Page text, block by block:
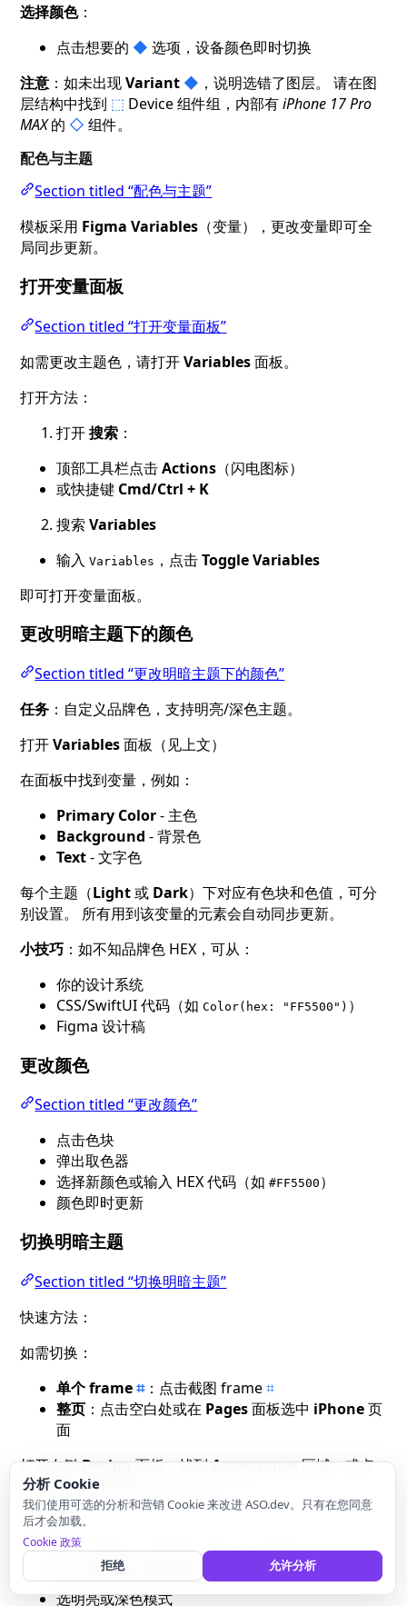
选择颜色：
点击想要的 ◆ 选项，设备颜色即时切换
注意 ：如未出现Variant ◆ ，说明选错了图层。 请在图
层结构中找到 ⬚ Device 组件组，内部有iPhone 17 Pro
MAX的 ◇ 组件。
配色与主题
Section titled “配色与主题”
模板采用 Figma Variables （变量），更改变量即可全
局同步更新。
打开变量面板
Section titled “打开变量面板”
如需更改主题色，请打开Variables面板。
打开方法：
打开搜索 ：
顶部工具栏点击Actions （闪电图标）
或快捷键 Cmd/Ctrl + K
搜索Variables
输入Variables ，点击Toggle Variables
即可打开变量面板。
更改明暗主题下的颜色
Section titled “更改明暗主题下的颜色”
任务 ：自定义品牌色，支持明亮/深色主题。
打开Variables面板（见上文）
在面板中找到变量，例如：
Primary Color- 主色
Background - 背景色
Text- 文字色
每个主题（Light或 Dark）下对应有色块和色值，可分
别设置。 所有用到该变量的元素会自动同步更新。
小技巧 ：如不知品牌色 HEX，可从：
你的设计系统
CSS/SwiftUI 代码（如Color(hex: "FF5500") ）
Figma 设计稿
更改颜色
Section titled “更改颜色”
点击色块
弹出取色器
选择新颜色或输入 HEX 代码（如#FF5500 ）
颜色即时更新
切换明暗主题
Section titled “切换明暗主题”
快速方法：
如需切换：
单个 frame⌗：点击截图 frame⌗
整页 ：点击空白处或在 Pages面板选中 iPhone页
面
打开右侧Design面板，找到Appearance区域，或点
击Apply variable mode
切换主题：
点击Apply variable mode（变量图标）
选择Theme switcher
选明亮或深色模式
分析 Cookie
我们使用可选的分析和营销 Cookie 来改进 ASO.dev。只有在您同意
后才会加载。
Cookie 政策
拒绝 允许分析